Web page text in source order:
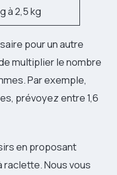
à 2,5 kg
pour un autre
multiplier le nombre
Par exemple,
prévoyez entre 1,6
en proposant
Nous vous